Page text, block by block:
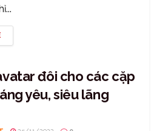
đôi cho các cặp
yêu, siêu lãng